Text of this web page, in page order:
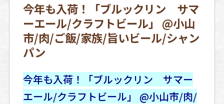
今年も入荷！「ブルックリン サマ
ーエール/クラフトビール」 @小山
市/肉/ご飯/家族/旨いビール/シャン
パン
今年も入荷！「ブルックリン サマー
エール/クラフトビール」 @小山市/肉/